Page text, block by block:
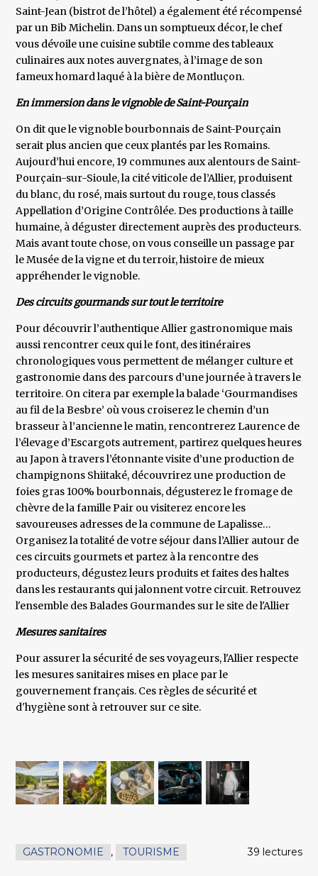
Saint-Jean (bistrot de l’hôtel) a également été récompensé
par un Bib Michelin. Dans un somptueux décor, le chef
vous dévoile une cuisine subtile comme des tableaux
culinaires aux notes auvergnates, à l’image de son
fameux homard laqué à la bière de Montluçon.
En immersion dans le vignoble de Saint-Pourçain
On dit que le vignoble bourbonnais de Saint-Pourçain
serait plus ancien que ceux plantés par les Romains.
Aujourd’hui encore, 19 communes aux alentours de Saint-
Pourçain-sur-Sioule, la cité viticole de l’Allier, produisent
du blanc, du rosé, mais surtout du rouge, tous classés
Appellation d’Origine Contrôlée. Des productions à taille
humaine, à déguster directement auprès des producteurs.
Mais avant toute chose, on vous conseille un passage par
le Musée de la vigne et du terroir, histoire de mieux
appréhender le vignoble.
Des circuits gourmands sur tout le territoire
Pour découvrir l’authentique Allier gastronomique mais
aussi rencontrer ceux qui le font, des itinéraires
chronologiques vous permettent de mélanger culture et
gastronomie dans des parcours d’une journée à travers le
territoire. On citera par exemple la balade ‘Gourmandises
au fil de la Besbre’ où vous croiserez le chemin d’un
brasseur à l’ancienne le matin, rencontrerez Laurence de
l’élevage d’Escargots autrement, partirez quelques heures
au Japon à travers l’étonnante visite d’une production de
champignons Shiitaké, découvrirez une production de
foies gras 100% bourbonnais, dégusterez le fromage de
chèvre de la famille Pair ou visiterez encore les
savoureuses adresses de la commune de Lapalisse…
Organisez la totalité de votre séjour dans l’Allier autour de
ces circuits gourmets et partez à la rencontre des
producteurs, dégustez leurs produits et faites des haltes
dans les restaurants qui jalonnent votre circuit. Retrouvez
l'ensemble des Balades Gourmandes sur le site de l'Allier
Mesures sanitaires
Pour assurer la sécurité de ses voyageurs, l'Allier respecte
les mesures sanitaires mises en place par le
gouvernement français. Ces règles de sécurité et
d'hygiène sont à retrouver sur ce site.
GASTRONOMIE , TOURISME 39 lectures